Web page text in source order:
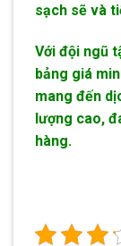
sạch sẽ và
Với đội ngũ
bảng giá
mang đến
lượng cao,
hàng.